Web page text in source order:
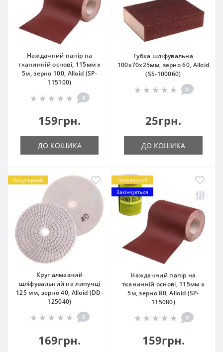
Наждачний папір на
тканинній основі, 115мм х
5м, зерно 100, Alloid (SP-
115100)
0
159грн.
ДО КОШИКА
Губка шліфувальна
100х70х25мм, зерно 60, Alloid
(SS-100060)
0
25грн.
ДО КОШИКА
Популярний
Круг алмазний
шліфувальний на липучці
125 мм, зерно 40, Alloid (DD-
125040)
0
169грн.
Популярний
Закінчується
Наждачний папір на
тканинній основі, 115мм х
5м, зерно 80, Alloid (SP-
115080)
0
159грн.